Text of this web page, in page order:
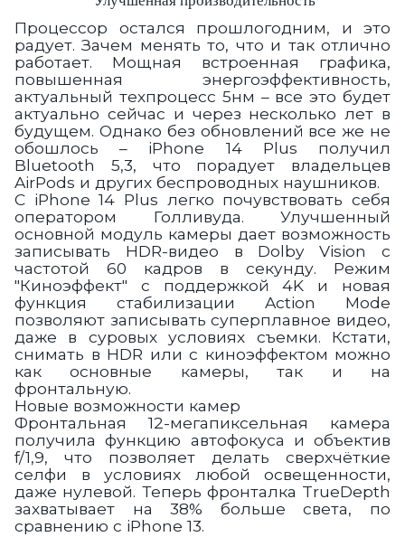
Процессор остался прошлогодним, и это
радует. Зачем менять то, что и так отлично
работает. Мощная встроенная графика,
повышенная энергоэффективность,
актуальный техпроцесс 5нм – все это будет
актуально сейчас и через несколько лет в
будущем. Однако без обновлений все же не
обошлось – iPhone 14 Plus получил
Bluetooth 5,3, что порадует владельцев
AirPods и других беспроводных наушников.
С iPhone 14 Plus легко почувствовать себя
оператором Голливуда. Улучшенный
основной модуль камеры дает возможность
записывать HDR-видео в Dolby Vision с
частотой 60 кадров в секунду. Режим
"Киноэффект" с поддержкой 4K и новая
функция стабилизации Action Mode
позволяют записывать суперплавное видео,
даже в суровых условиях съемки. Кстати,
снимать в HDR или с киноэффектом можно
как основные камеры, так и на
фронтальную.
Новые возможности камер
Фронтальная 12-мегапиксельная камера
получила функцию автофокуса и объектив
f/1,9, что позволяет делать сверхчёткие
селфи в условиях любой освещенности,
даже нулевой. Теперь фронталка TrueDepth
захватывает на 38% больше света, по
сравнению с iPhone 13.